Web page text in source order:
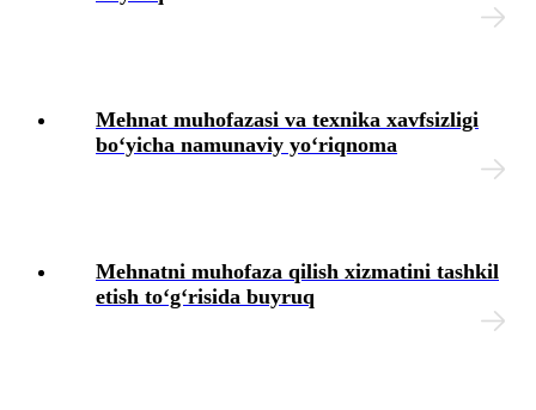
Mehnat muhofazasi va teхnika хavfsizligi
boʻyicha namunaviy yoʻriqnoma
Mehnatni muhofaza qilish хizmatini tashkil
etish toʻgʻrisida buyruq